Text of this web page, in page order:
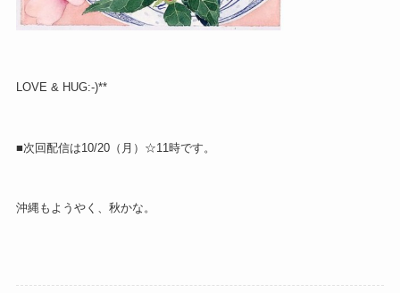
LOVE & HUG:-)**
■次回配信は10/20（月）☆11時です。
沖縄もようやく、秋かな。